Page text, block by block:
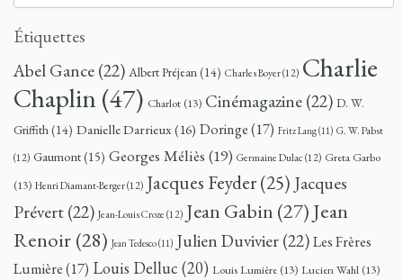
Étiquettes
Abel Gance(22) Albert Préjean(14) Charles Boyer(12) Charlie
Chaplin(47) Charlot (13) Cinémagazine(22) D. W.
Griffith(14) Danielle Darrieux(16) Doringe(17) Fritz Lang(11) G. W. Pabst
(12) Gaumont(15) Georges Méliès (19) Germaine Dulac (12) Greta Garbo
(13) Henri Diamant-Berger(12) Jacques Feyder(25) Jacques
Prévert(22) Jean-Louis Croze (12) Jean Gabin (27) Jean
Renoir (28) Jean Tedesco(11) Julien Duvivier(22)Les Frères
Lumière(17) Louis Delluc (20) Louis Lumière (13) Lucien Wahl (13)